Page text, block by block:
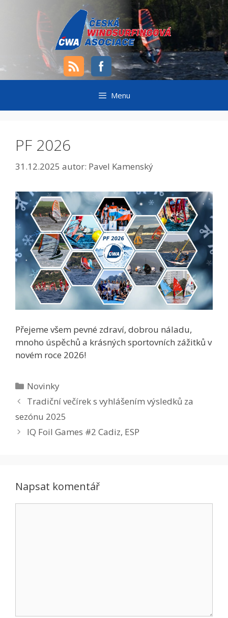
Menu
PF 2026
31.12.2025 autor: Pavel Kamenský
Přejeme všem pevné zdraví, dobrou náladu,
mnoho úspěchů a krásných sportovních zážitků v
novém roce 2026!
Rubriky
Novinky
Tradiční večírek s vyhlášením výsledků za
sezónu 2025
IQ Foil Games #2 Cadiz, ESP
Napsat komentář